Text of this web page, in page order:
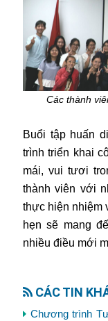
Các thành
Buổi tập huấn
trình triển khai
mái, vui tươi
thành viên với
thực hiện nhiệm
hẹn sẽ mang
nhiều điều mới
CÁC TIN
Chương trình